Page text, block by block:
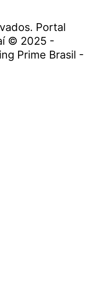
Portal
© 2025 -
Prime Brasil -